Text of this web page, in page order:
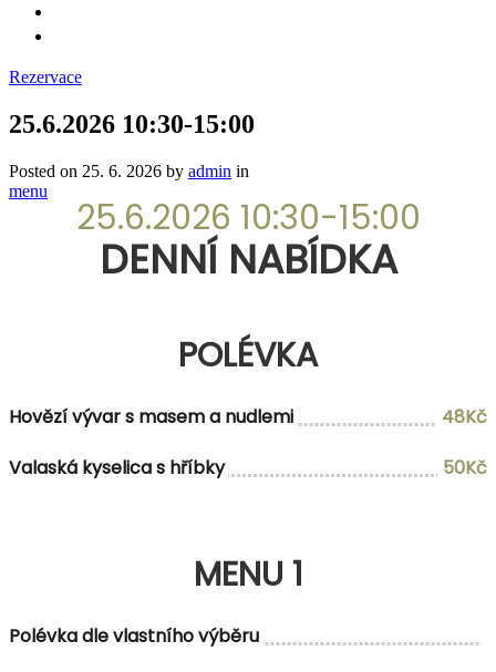
Rezervace
25.6.2026 10:30-15:00
Posted on 25. 6. 2026 by admin in
menu
25.6.2026 10:30-15:00
DENNÍ NABÍDKA
POLÉVKA
Hovězí vývar s masem a nudlemi
48Kč
Valaská kyselica s hříbky
50Kč
MENU 1
Polévka dle vlastního výběru